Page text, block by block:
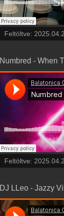
Feltöltve:
Numbred - When
Feltöltve:
DJ LLeo - Jazzy